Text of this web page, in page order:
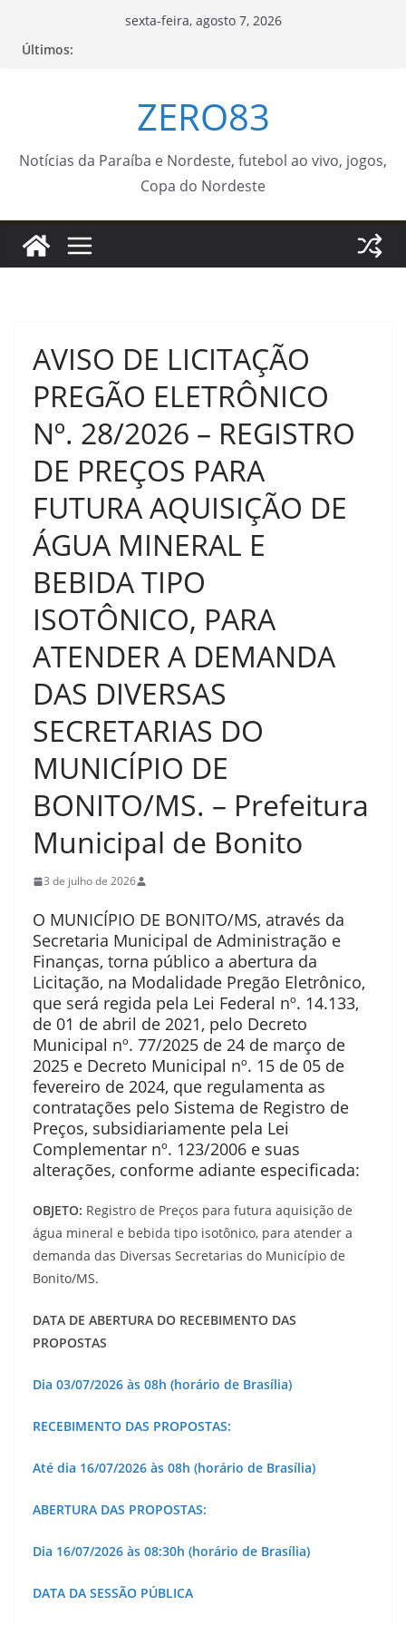
sexta-feira, agosto 7, 2026
Últimos:
ZERO83
Notícias da Paraíba e Nordeste, futebol ao vivo, jogos,
Copa do Nordeste
AVISO DE LICITAÇÃO
PREGÃO ELETRÔNICO
Nº. 28/2026 – REGISTRO
DE PREÇOS PARA
FUTURA AQUISIÇÃO DE
ÁGUA MINERAL E
BEBIDA TIPO
ISOTÔNICO, PARA
ATENDER A DEMANDA
DAS DIVERSAS
SECRETARIAS DO
MUNICÍPIO DE
BONITO/MS. – Prefeitura
Municipal de Bonito
3 de julho de 2026
O MUNICÍPIO DE BONITO/MS, através da
Secretaria Municipal de Administração e
Finanças, torna público a abertura da
Licitação, na Modalidade Pregão Eletrônico,
que será regida pela Lei Federal nº. 14.133,
de 01 de abril de 2021, pelo Decreto
Municipal nº. 77/2025 de 24 de março de
2025 e Decreto Municipal nº. 15 de 05 de
fevereiro de 2024, que regulamenta as
contratações pelo Sistema de Registro de
Preços, subsidiariamente pela Lei
Complementar nº. 123/2006 e suas
alterações, conforme adiante especificada:
OBJETO: Registro de Preços para futura aquisição de
água mineral e bebida tipo isotônico, para atender a
demanda das Diversas Secretarias do Município de
Bonito/MS.
DATA DE ABERTURA DO RECEBIMENTO DAS
PROPOSTAS
Dia 03/07/2026 às 08h (horário de Brasília)
RECEBIMENTO DAS PROPOSTAS:
Até dia 16/07/2026 às 08h (horário de Brasília)
ABERTURA DAS PROPOSTAS:
Dia 16/07/2026 às 08:30h (horário de Brasília)
DATA DA SESSÃO PÚBLICA